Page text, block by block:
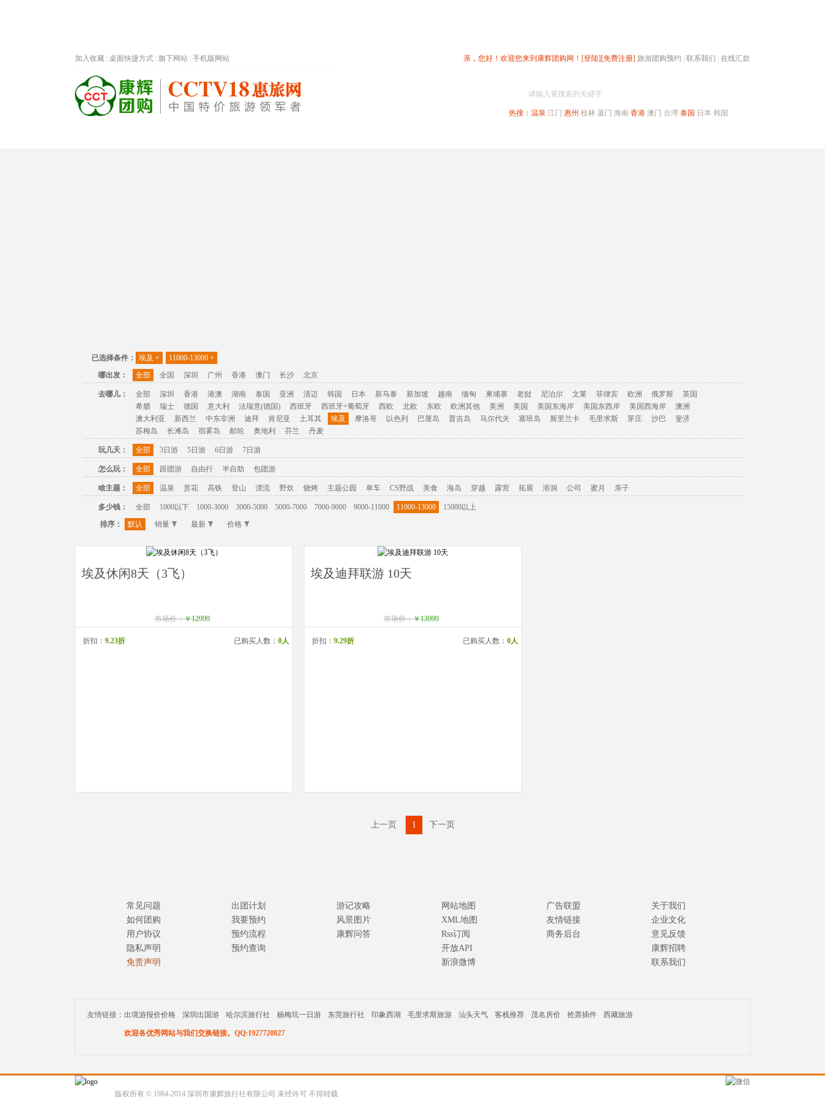
亲，您好！欢迎您来到康辉团购网！ [登陆][免费注册] 旅游团购预约 联系我们 在线汇款
加入收藏 桌面快捷方式 旗下网站 手机版网站
请输入要搜索的关键字
热搜： 温泉 江门 惠州 桂林 厦门 海南 香港 澳门 台湾 泰国 日本 韩国
已选择条件： 埃及 × 11000-13000 ×
哪出发：
全部 全国 深圳 广州 香港 澳门 长沙 北京
去哪儿： 全部 深圳 香港 港澳 湖南 泰国 亚洲 清迈 韩国 日本 新马泰 新加坡 越南 缅甸 柬埔寨 老挝 尼泊尔 文莱 菲律宾 欧洲 俄罗斯
英国
希腊
瑞士 德国 意大利 法瑞意(德国) 西班牙 西班牙+葡萄牙 西欧 北欧 东欧 欧洲其他 美洲 美国 美国东海岸 美国东西岸 美国西海岸
澳洲
澳大利亚
新西兰 中东非洲 迪拜 肯尼亚 土耳其 埃及 摩洛哥 以色列 巴厘岛 普吉岛 马尔代夫 塞班岛 斯里兰卡 毛里求斯 芽庄 沙巴
斐济
苏梅岛
长滩岛 宿雾岛 邮轮 奥地利 芬兰 丹麦
玩几天： 全部 3日游 5日游 6日游 7日游
怎么玩： 全部 跟团游 自由行 半自助 包团游
啥主题： 全部 温泉 赏花 高铁 登山 漂流 野炊 烧烤 主题公园 单车 CS野战 美食 海岛 穿越 露营 拓展 溶洞 公司 蜜月 亲子
多少钱： 全部 1000以下 1000-3000 3000-5000 5000-7000 7000-9000 9000-11000 11000-13000
15000以上
排序：
默认 销量 最新 价格
埃及休闲8天（3飞）
市场价：￥12999
折扣： 9.23折 已购买人数： 0人
埃及迪拜联游 10天
市场价：￥13999
折扣： 9.29折 已购买人数： 0人
上一页 1 下一页
常见问题
如何团购
用户协议
隐私声明
免责声明
出团计划
我要预约
预约流程
预约查询
游记攻略
风景图片
康辉问答
网站地图
XML地图
Rss订阅
开放API
新浪微博
广告联盟
友情链接
商务后台
关于我们
企业文化
意见反馈
康辉招聘
联系我们
友情链接： 出境游报价价格 深圳出国游 哈尔滨旅行社 杨梅坑一日游 东莞旅行社 印象西湖 毛里求斯旅游 汕头天气 客栈推荐 茂名房价 抢票插件 西藏旅游
欢迎各优秀网站与我们交换链接。QQ:1927720827
版权所有 © 1984-2014 深圳市康辉旅行社有限公司 未经许可 不得转载